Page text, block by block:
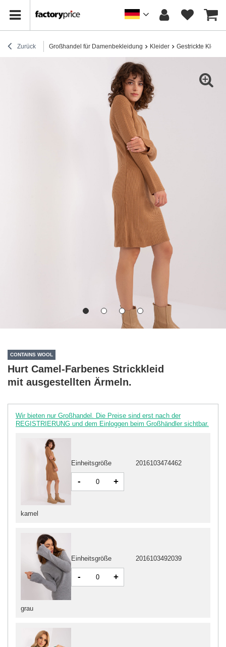
Zurück Großhandel für Damenbekleidung Kleider Gestrickte Kleider
CONTAINS WOOL
Hurt Camel-Farbenes Strickkleid
mit ausgestellten Ärmeln.
Wir bieten nur Großhandel. Die Preise sind erst nach der
REGISTRIERUNG und dem Einloggen beim Großhändler sichtbar.
grau
Einheitsgröße 2016103492039
- +
kamel
Einheitsgröße 2016103474462
- +